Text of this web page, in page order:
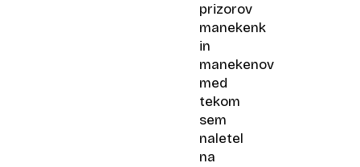
prizorov
manekenk
in
manekenov
med
tekom
sem
naletel
na